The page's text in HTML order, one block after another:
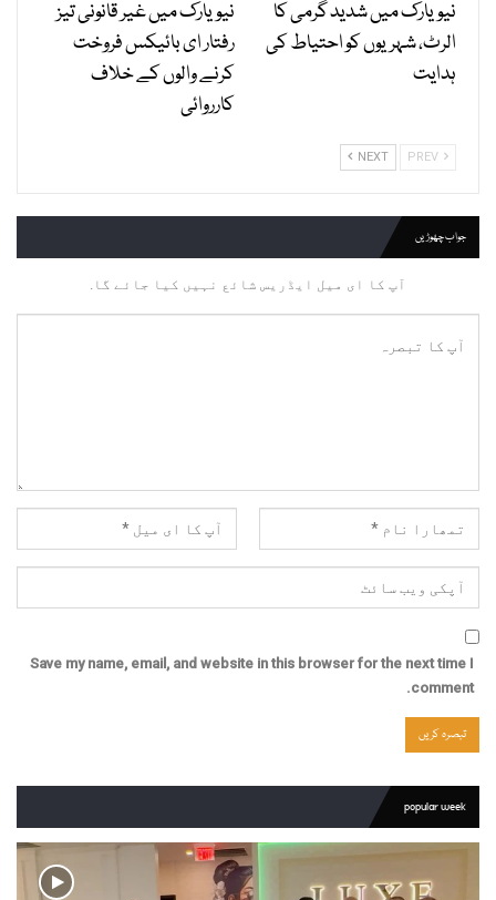
نیویارک میں شدید گرمی کا
الرٹ، شہریوں کو احتیاط کی
ہدایت
نیویارک میں غیر قانونی تیز
رفتار ای بائیکس فروخت
کرنے والوں کے خلاف
کارروائی
NEXT
جواب چھوڑیں
آپ کا ای میل ایڈریس شائع نہیں کیا جائے گا.
Save my name, email, and website in this browser for the next time I
comment.
popular week